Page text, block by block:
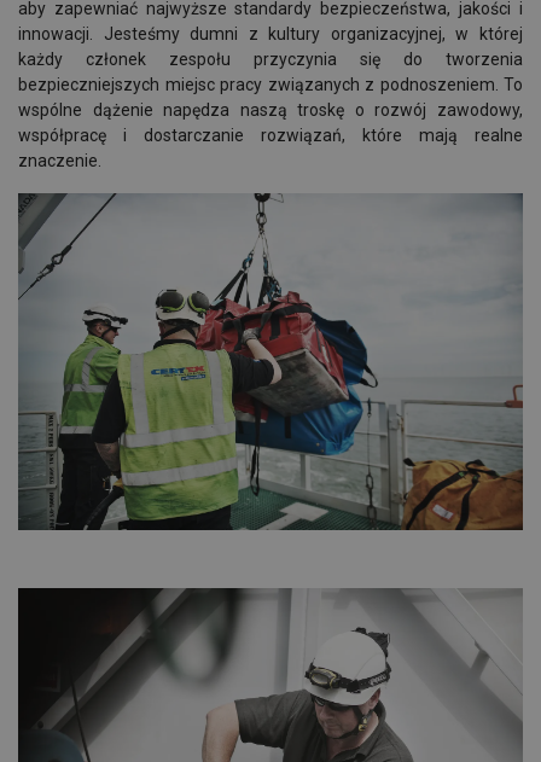
aby zapewniać najwyższe standardy bezpieczeństwa, jakości i
innowacji. Jesteśmy dumni z kultury organizacyjnej, w której
każdy członek zespołu przyczynia się do tworzenia
bezpieczniejszych miejsc pracy związanych z podnoszeniem. To
wspólne dążenie napędza naszą troskę o rozwój zawodowy,
współpracę i dostarczanie rozwiązań, które mają realne
znaczenie.